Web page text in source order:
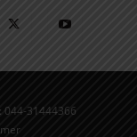
044-31444366